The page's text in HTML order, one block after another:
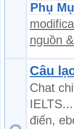
Phụ
nguồn
Câu
Chat
điển,